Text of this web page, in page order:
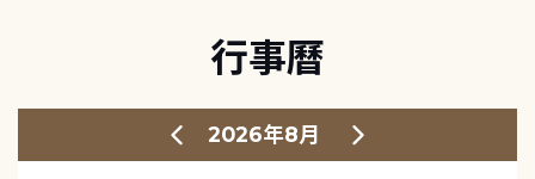
行事曆
2026年8月